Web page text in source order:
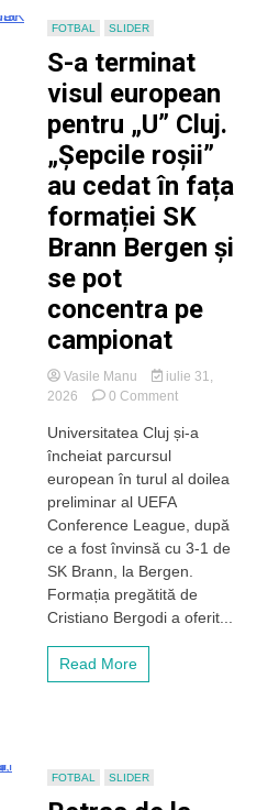
UEFA
Conference
League
FOTBAL SLIDER
S-a terminat
visul european
pentru „U” Cluj.
„Șepcile roșii”
au cedat în fața
formației SK
Brann Bergen și
se pot
concentra pe
campionat
Vasile Manu
iulie 31,
2026
0 Commenton
a
visul
„U”
Cluj.
„Șepcile
roșii”
au
Universitatea Cluj și-a
încheiat parcursul
european în turul al doilea
preliminar al UEFA
Conference League, după
ce a fost învinsă cu 3-1 de
SK Brann, la Bergen.
Formația pregătită de
Cristiano Bergodi a oferit...
Read More
FOTBAL SLIDER